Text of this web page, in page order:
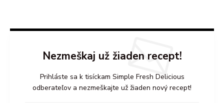
Nezmeškaj už žiaden recept!
Prihláste sa k tisíckam Simple Fresh Delicious
odberateľov a nezmeškajte už žiaden nový recept!